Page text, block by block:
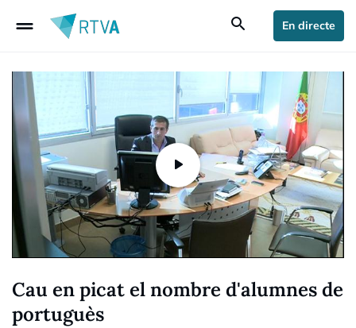
drag_handle search En directe
Cau en picat el nombre d'alumnes de
portuguès